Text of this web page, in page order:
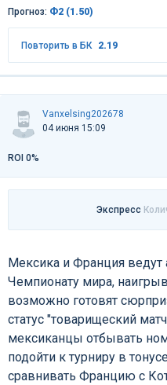
Прогноз: Ф2 (1.50)
Повторить в БК 2.19
Vanxelsing202678
04 июня 15:09
ROI 0%
Экспресс
Мексика и Франция ведут
Чемпионату мира,
возможно готовят
статус "товарищеский
мексиканцы отбывать
подойти к турниру в
сравнивать Францию с